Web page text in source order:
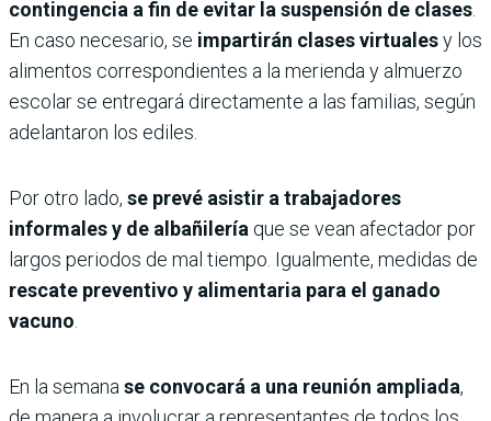
contingencia a fin de evitar la suspensión de clases
En caso necesario, se impartirán clases virtualesy los
alimentos correspondientes a la merienda y almuerzo
escolar se entregará directamente a las familias, según
adelantaron los ediles.
Por otro lado, se prevé asistir a trabajadores
informales y de albañilería que se vean afectador por
largos periodos de mal tiempo. Igualmente, medidas de
rescate preventivo y alimentaria para el ganado
vacuno
En la semana se convocará a una reunión ampliada,